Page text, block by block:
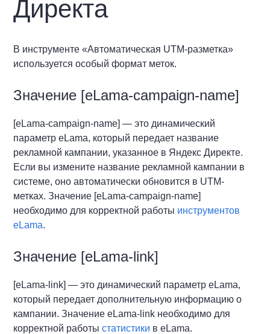
Директа
В инструменте «Автоматическая UTM-разметка»
используется особый формат меток.
Значение [eLama-campaign-name]
[eLama-campaign-name] — это динамический
параметр eLama, который передает название
рекламной кампании, указанное в Яндекс Директе.
Если вы измените название рекламной кампании в
системе, оно автоматически обновится в UTM-
метках. Значение [eLama-campaign-name]
необходимо для корректной работы инструментов
eLama.
Значение [eLama-link]
[eLama-link] — это динамический параметр eLama,
который передает дополнительную информацию о
кампании. Значение eLama-link необходимо для
корректной работыстатистики в eLama.